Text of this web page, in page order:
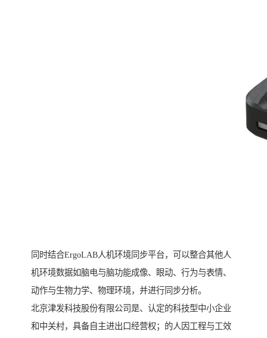
同时结合ErgoLAB人机环境同步平台，可以整合其他人
机环境数据如脑电与脑功能成像、眼动、行为与表情、
动作与生物力学、物理环境，并进行同步分析。
北京津发科技股份有限公司是、认定的科技型中小企业
和中关村，具备自主进出口经营权；的人因工程与工效